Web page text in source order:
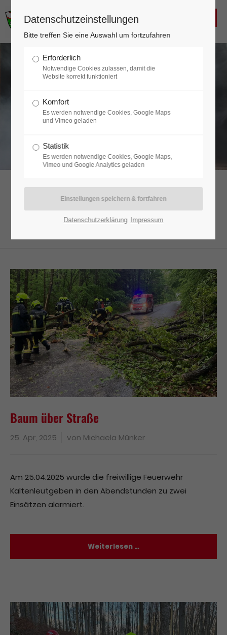
Login
Benutzername
Passwort
Anmelden
Lorem ipsum dolor sit amet:
24h/ 365days
We offer support for our customers
Mon - Fri 8:00am - 5:00pm(GMT +1)
Get in touch
Cybersteel Inc.
376-293 City Road, Suite 600
Have any questions?
info@yourdomain.com
Lorem ipsum dolor sit amet, consectetuer
Donec quam felis, ultricies nec.
Einsätze
Baum über Straße
25. Apr, 2025 von Michaela Münker
Am 25.04.2025 wurde die freiwillige Feuerwehr
Kaltenleutgeben in den Abendstunden zu zwei
Einsätzen alarmiert.
Weiterlesen …
Datenschutzeinstellungen
Bitte treffen Sie eine Auswahl um fortzufahren
Erforderlich
Notwendige Cookies zulassen, damit die
Website korrekt funktioniert
Komfort
Es werden notwendige Cookies, Google Maps
und Vimeo geladen
Statistik
Es werden notwendige Cookies, Google Maps,
Vimeo und Google Analytics geladen
Datenschutzerklärung Impressum
FREIWILLIGE FEUERWEHR
KALTENLEUTGEBEN